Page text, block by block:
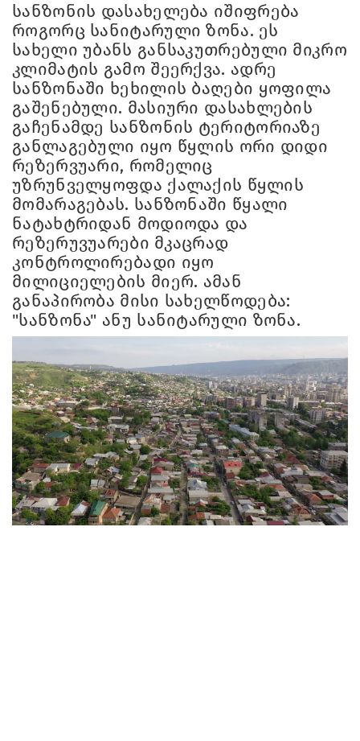
სანზონის დასახელება იშიფრება
როგორც სანიტარული ზონა. ეს
სახელი უბანს განსაკუთრებული მიკრო
კლიმატის გამო შეერქვა. ადრე
სანზონაში ხეხილის ბაღები ყოფილა
გაშენებული. მასიური დასახლების
გაჩენამდე სანზონის ტერიტორიაზე
განლაგებული იყო წყლის ორი დიდი
რეზერვუარი, რომელიც
უზრუნველყოფდა ქალაქის წყლის
მომარაგებას. სანზონაში წყალი
ნატახტრიდან მოდიოდა და
რეზერუვუარები მკაცრად
კონტროლირებადი იყო
მილიციელების მიერ. ამან
განაპირობა მისი სახელწოდება:
"სანზონა" ანუ სანიტარული ზონა.